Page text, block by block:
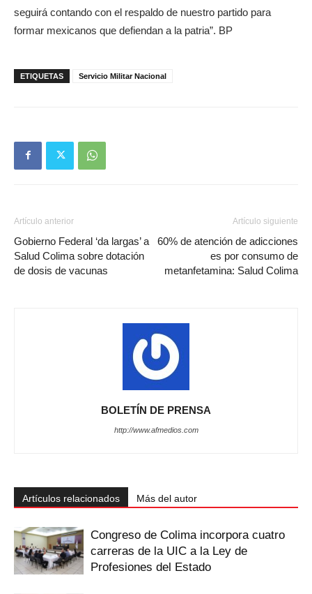
seguirá contando con el respaldo de nuestro partido para
formar mexicanos que defiendan a la patria”. BP
ETIQUETAS Servicio Militar Nacional
Artículo anterior
Gobierno Federal ‘da largas’ a
Salud Colima sobre dotación
de dosis de vacunas
Artículo siguiente
60% de atención de adicciones
es por consumo de
metanfetamina: Salud Colima
BOLETÍN DE PRENSA
http://www.afmedios.com
Artículos relacionados Más del autor
Congreso de Colima incorpora cuatro
carreras de la UIC a la Ley de
Profesiones del Estado